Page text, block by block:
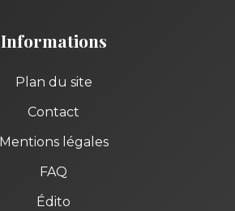
Informations
Plan du site
Contact
Mentions légales
FAQ
Édito